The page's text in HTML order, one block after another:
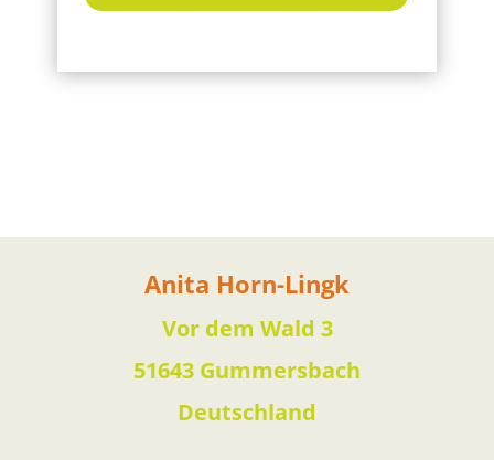
Anita Horn-Lingk
Vor dem Wald 3
51643 Gummersbach
Deutschland